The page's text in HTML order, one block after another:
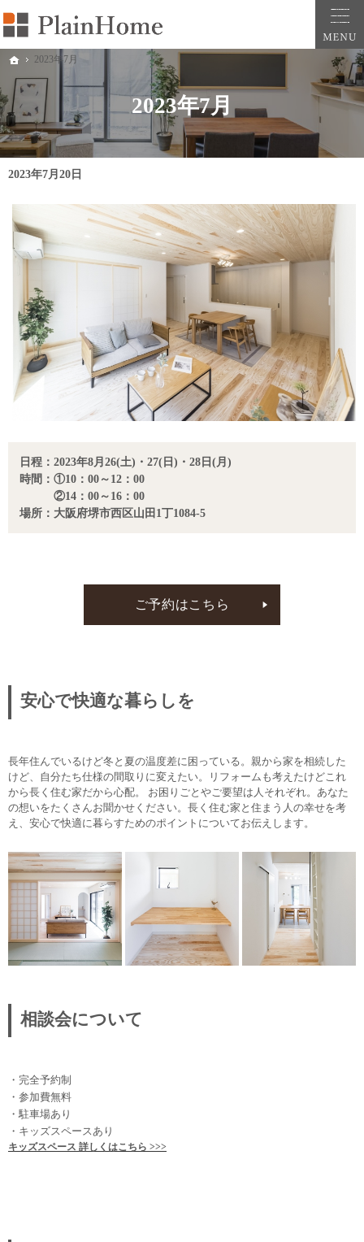
2023年7月
大阪・堺市での新築一戸建ては工務店の「PlainHome平原建築工房」へおまかせ。自然
堺市をはじめ大阪府全域での新築注文住宅ならプレインホームへ。自然素材の心地よさ
2023年7月20日
日程：2023年8月26(土)・27(日)・28日(月)
時間：①10：00～12：00
②14：00～16：00
場所：大阪府堺市西区山田1丁1084-5
ご予約はこちら
安心で快適な暮らしを
長年住んでいるけど冬と夏の温度差に困っている。親から家を相続した
けど、自分たち仕様の間取りに変えたい。リフォームも考えたけどこれ
から長く住む家だから心配。 お困りごとやご要望は人それぞれ。あなた
の想いをたくさんお聞かせください。長く住む家と住まう人の幸せを考
え、安心で快適に暮らすためのポイントについてお伝えします。
相談会について
・完全予約制
・参加費無料
・駐車場あり
・キッズスペースあり
キッズスペース 詳しくはこちら >>>
ホーム
2023年7月